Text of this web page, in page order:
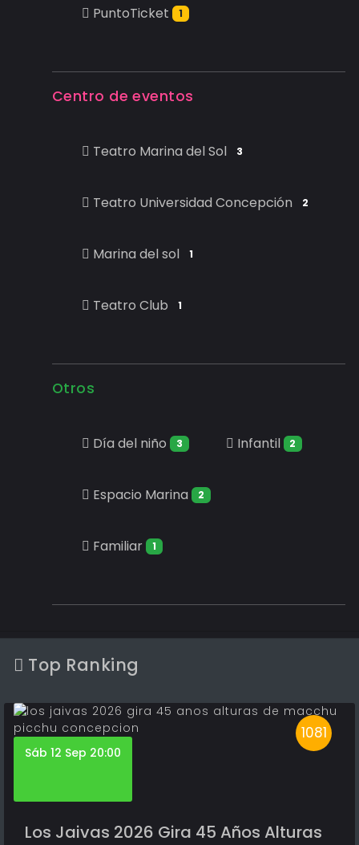
PuntoTicket 1
Centro de eventos
Teatro Marina del Sol 3
Teatro Universidad Concepción 2
Marina del sol 1
Teatro Club 1
Otros
Día del niño 3 Infantil 2
Espacio Marina 2
Familiar 1
Top Ranking
1081
Sáb 12 Sep 20:00
Los Jaivas 2026 Gira 45 Años Alturas